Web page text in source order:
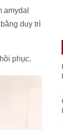
duy trì
phục.